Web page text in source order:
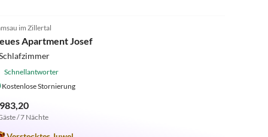
im Zillertal
Apartment Josef
Schnellantworter
Kostenlose Stornierung
/ 7 Nächte